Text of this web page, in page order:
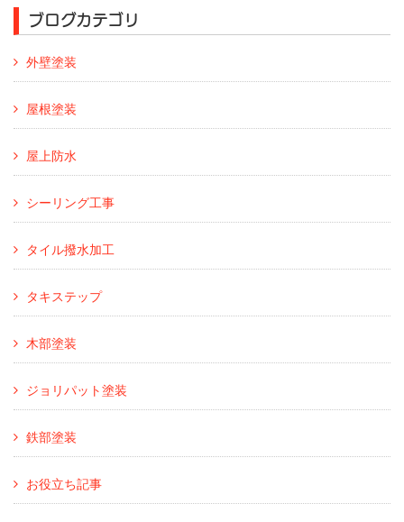
ブログカテゴリ
外壁塗装
屋根塗装
屋上防水
シーリング工事
タイル撥水加工
タキステップ
木部塗装
ジョリパット塗装
鉄部塗装
お役立ち記事